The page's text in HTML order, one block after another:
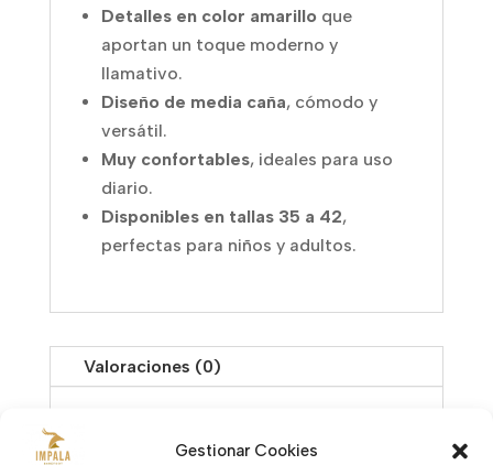
Gestionar Cookies
Detalles en color amarillo que
aportan un toque moderno y
llamativo.
Diseño de media caña, cómodo y
versátil.
Muy confortables, ideales para uso
diario.
Disponibles en tallas 35 a 42,
perfectas para niños y adultos.
Valoraciones (0)